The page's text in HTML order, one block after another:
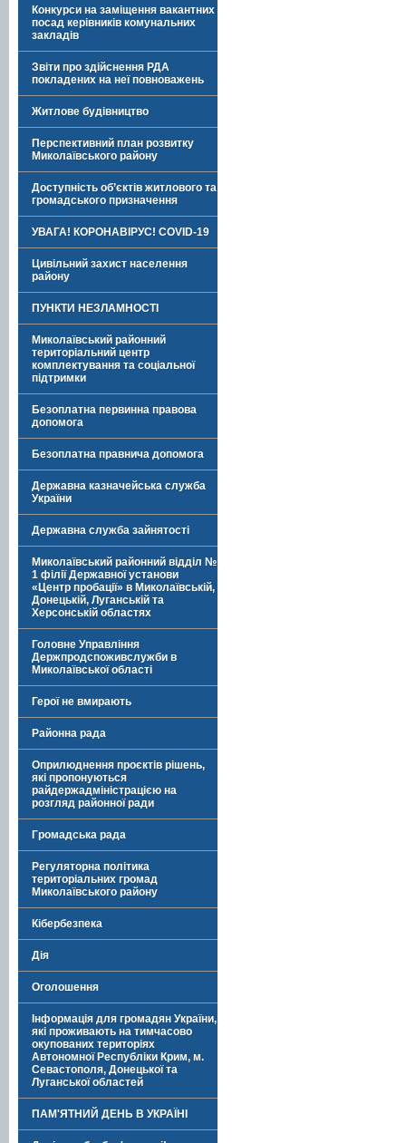
Конкурси на заміщення вакантних
посад керівників комунальних
закладів
Звіти про здійснення РДА
покладених на неї повноважень
Житлове будівництво
Перспективний план розвитку
Миколаївського району
Доступність об’єктів житлового та
громадського призначення
УВАГА! КОРОНАВІРУС! COVID-19
Цивільний захист населення
району
ПУНКТИ НЕЗЛАМНОСТІ
Миколаївський районний
територіальний центр
комплектування та соціальної
підтримки
Безоплатна первинна правова
допомога
Безоплатна правнича допомога
Державна казначейська служба
України
Державна служба зайнятості
Миколаївський районний відділ №
1 філії Державної установи
«Центр пробації» в Миколаївській,
Донецькій, Луганській та
Херсонській областях
Головне Управління
Держпродспоживслужби в
Миколаївської області
Герої не вмирають
Районна рада
Оприлюднення проєктів рішень,
які пропонуються
райдержадміністрацією на
розгляд районної ради
Громадська рада
Регуляторна політика
територіальних громад
Миколаївського району
Кібербезпека
Дія
Оголошення
Інформація для громадян України,
які проживають на тимчасово
окупованих територіях
Автономної Республіки Крим, м.
Севастополя, Донецької та
Луганської областей
ПАМ'ЯТНИЙ ДЕНЬ В УКРАЇНІ